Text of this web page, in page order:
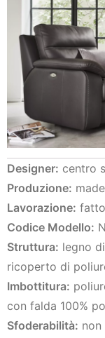
Designer: centro
Produzione:
Lavorazione:
Codice Modello:
Struttura: legno
ricoperto di
Imbottitura:
con falda 100%
Sfoderabilità: